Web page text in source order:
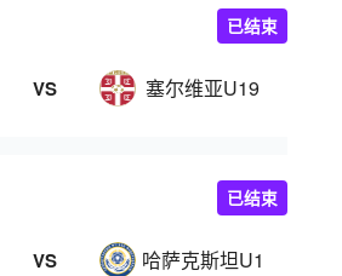
VS 塞尔维亚U19
已结束
VS 哈萨克斯坦U19
已结束